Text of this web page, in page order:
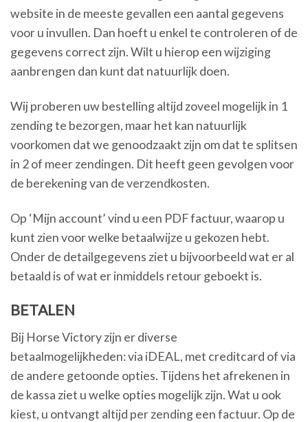
website in de meeste gevallen een aantal gegevens
voor u invullen. Dan hoeft u enkel te controleren of de
gegevens correct zijn. Wilt u hierop een wijziging
aanbrengen dan kunt dat natuurlijk doen.
Wij proberen uw bestelling altijd zoveel mogelijk in 1
zending te bezorgen, maar het kan natuurlijk
voorkomen dat we genoodzaakt zijn om dat te splitsen
in 2 of meer zendingen. Dit heeft geen gevolgen voor
de berekening van de verzendkosten.
Op ‘Mijn account’ vind u een PDF factuur, waarop u
kunt zien voor welke betaalwijze u gekozen hebt.
Onder de detailgegevens ziet u bijvoorbeeld wat er al
betaald is of wat er inmiddels retour geboekt is.
BETALEN
Bij Horse Victory zijn er diverse
betaalmogelijkheden: via iDEAL, met creditcard of via
de andere getoonde opties. Tijdens het afrekenen in
de kassa ziet u welke opties mogelijk zijn. Wat u ook
kiest, u ontvangt altijd per zending een factuur. Op de